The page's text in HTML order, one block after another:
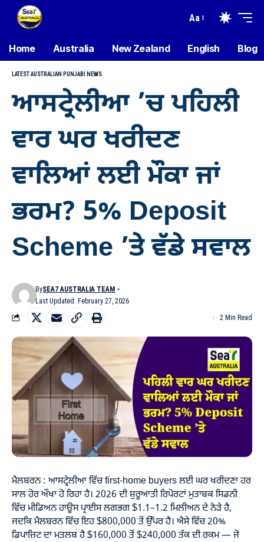
Aa
Home Australia New Zealand English Blog
LATEST AUSTRALIAN PUNJABI NEWS
ਆਸਟ੍ਰੇਲੀਆ ’ਚ ਪਹਿਲੀ
ਵਾਰ ਘਰ ਖਰੀਦਣ
ਵਾਲਿਆਂ ਲਈ ਮੌਕਾ ਜਾਂ
ਭਰਮ? 5% Deposit
Scheme ’ਤੇ ਵੱਡੇ ਸਵਾਲ
Last Updated: February 27, 2026
BySEA7 AUSTRALIA TEAM
2 Min Read
ਮੈਲਬਰਨ : ਆਸਟ੍ਰੇਲੀਆ ਵਿੱਚ first-home buyers ਲਈ ਘਰ ਖਰੀਦਣਾ ਹਰ
ਸਾਲ ਹੋਰ ਔਖਾ ਹੋ ਰਿਹਾ ਹੈ। 2026 ਦੀ ਸ਼ੁਰੂਆਤੀ ਰਿਪੋਰਟਾਂ ਮੁਤਾਬਕ ਸਿਡਨੀ
ਵਿੱਚ ਮੀਡਿਅਨ ਹਾਊਸ ਪ੍ਰਾਈਸ ਲਗਭਗ $1.1–1.2 ਮਿਲੀਅਨ ਦੇ ਨੇੜੇ ਹੈ,
ਜਦਕਿ ਮੈਲਬਰਨ ਵਿੱਚ ਇਹ $800,000 ਤੋਂ ਉੱਪਰ ਹੈ। ਐਸੇ ਵਿੱਚ 20%
ਡਿਪਾਜ਼ਿਟ ਦਾ ਮਤਲਬ ਹੈ $160,000 ਤੋਂ $240,000 ਤੱਕ ਦੀ ਰਕਮ — ਜੋ